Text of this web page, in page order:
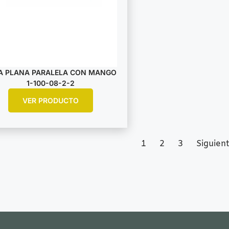
PLANA PARALELA CON MANGO
1-100-08-2-2
VER PRODUCTO
1 2 3